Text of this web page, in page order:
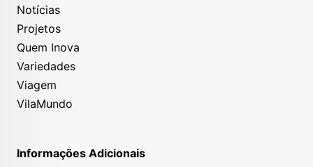
Notícias
Projetos
Quem Inova
Variedades
Viagem
VilaMundo
Informações Adicionais